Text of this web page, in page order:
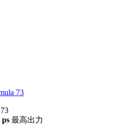
73
ps 最高出力